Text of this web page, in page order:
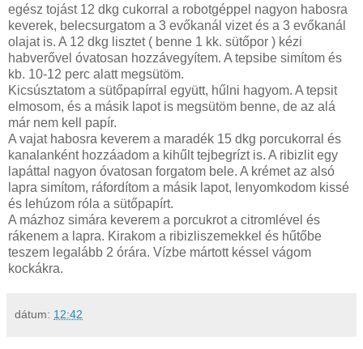
egész tojást 12 dkg cukorral a robotgéppel nagyon habosra
keverek, belecsurgatom a 3 evőkanál vizet és a 3 evőkanál
olajat is. A 12 dkg lisztet ( benne 1 kk. sütőpor ) kézi
habverővel óvatosan hozzávegyítem. A tepsibe simítom és
kb. 10-12 perc alatt megsütöm.
Kicsúsztatom a sütőpapírral együtt, hűlni hagyom. A tepsit
elmosom, és a másik lapot is megsütöm benne, de az alá
már nem kell papír.
A vajat habosra keverem a maradék 15 dkg porcukorral és
kanalanként hozzáadom a kihűlt tejbegrízt is. A ribizlit egy
lapáttal nagyon óvatosan forgatom bele. A krémet az alsó
lapra simítom, ráfordítom a másik lapot, lenyomkodom kissé
és lehúzom róla a sütőpapírt.
A mázhoz simára keverem a porcukrot a citromlével és
rákenem a lapra. Kirakom a ribizliszemekkel és hűtőbe
teszem legalább 2 órára. Vízbe mártott késsel vágom
kockákra.
dátum: 12:42